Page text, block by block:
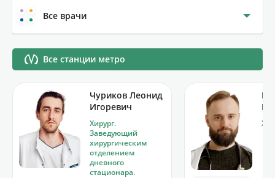
Все врачи
Все станции метро
Чуриков Леонид
Игоревич
Хирург.
Заведующий
хирургическим
отделением
дневного
стационара.